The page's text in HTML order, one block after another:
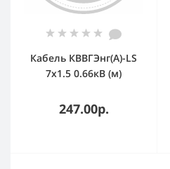
Кабель КВВГЭнг(А)-LS
7х1.5 0.66кВ (м)
62017180696
247.00р.